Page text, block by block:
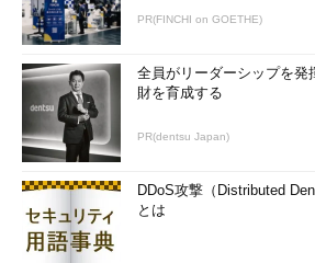
だ。
エンジニア、プロジェクトリーダー、プ
いった「エンジニアのヒエラルキー」は
い。それだけに、本人にやる気さえあれば
トマネジメントも経験できる。顧客との折
のイロハを学ぶことができれば、若いうち
ない「経営的な視点」を知ることもできる
自分の意欲と能力、仕事の発展のさせ方
PR(FINCHI on GOETHE)
全員がリーダーシップを発
財を育成する
PR(dentsu Japan)
DDoS攻撃（Distributed
とは